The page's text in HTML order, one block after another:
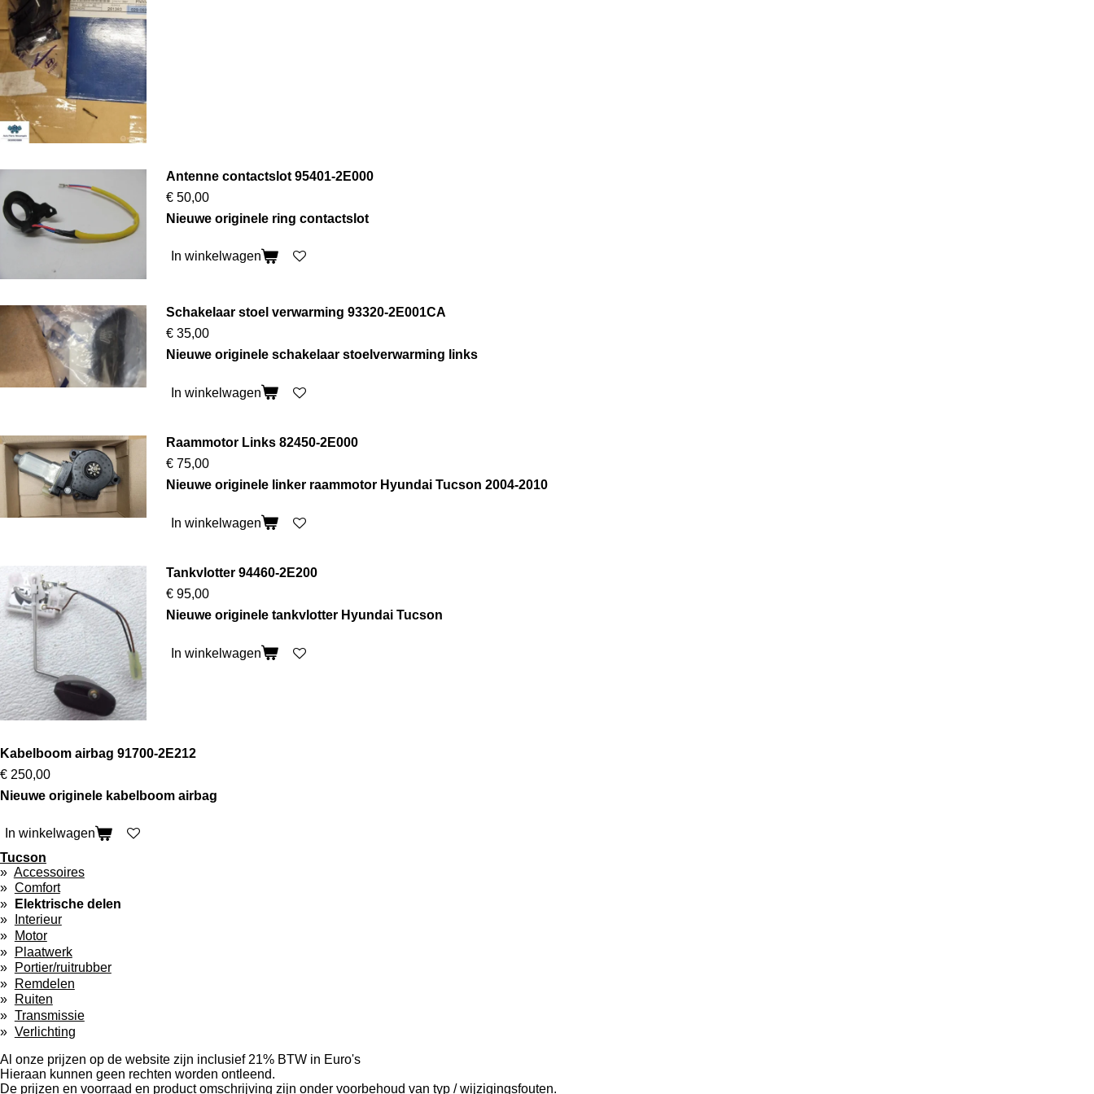
Antenne contactslot 95401-2E000
€ 50,00
Nieuwe originele ring contactslot
In winkelwagen
Schakelaar stoel verwarming 93320-2E001CA
€ 35,00
Nieuwe originele schakelaar stoelverwarming links
In winkelwagen
Raammotor Links 82450-2E000
€ 75,00
Nieuwe originele linker raammotor Hyundai Tucson 2004-2010
In winkelwagen
Tankvlotter 94460-2E200
€ 95,00
Nieuwe originele tankvlotter Hyundai Tucson
In winkelwagen
Kabelboom airbag 91700-2E212
€ 250,00
Nieuwe originele kabelboom airbag
In winkelwagen
Tucson
Accessoires
Comfort
Elektrische delen
Interieur
Motor
Plaatwerk
Portier/ruitrubber
Remdelen
Ruiten
Transmissie
Verlichting
Al onze prijzen op de website zijn inclusief 21% BTW in Euro's
Hieraan kunnen geen rechten worden ontleend.
De prijzen en voorraad en product omschrijving zijn onder voorbehoud van typ / wijzigingsfouten.